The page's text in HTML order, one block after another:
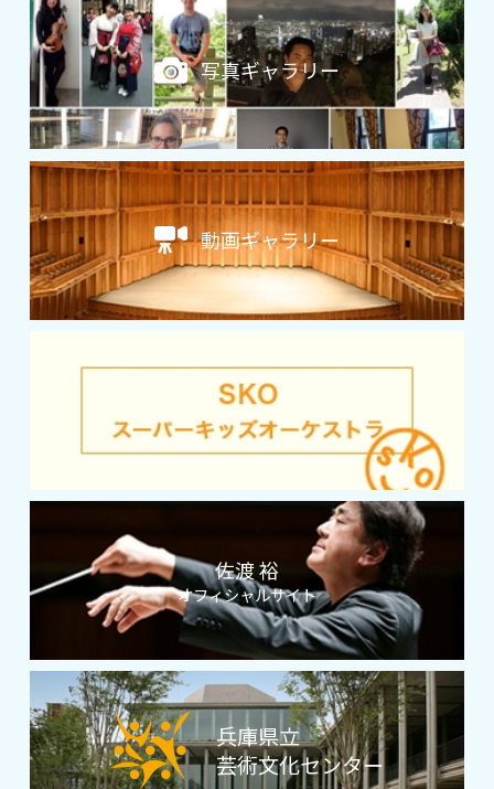
写真ギャラリー
動画ギャラリー
佐渡 裕
オフィシャルサイト
兵庫県立
芸術文化センター